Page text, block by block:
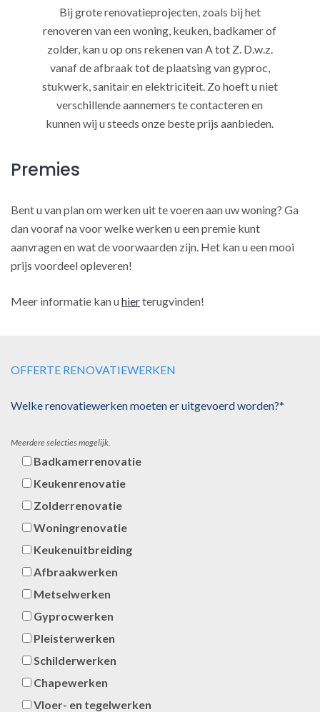
Bij grote renovatieprojecten, zoals bij het
renoveren van een woning, keuken, badkamer of
zolder, kan u op ons rekenen van A tot Z. D.w.z.
vanaf de afbraak tot de plaatsing van gyproc,
stukwerk, sanitair en elektriciteit. Zo hoeft u niet
verschillende aannemers te contacteren en
kunnen wij u steeds onze beste prijs aanbieden.
Premies
Bent u van plan om werken uit te voeren aan uw woning? Ga
dan vooraf na voor welke werken u een premie kunt
aanvragen en wat de voorwaarden zijn. Het kan u een mooi
prijs voordeel opleveren!
Meer informatie kan uhierterugvinden!
OFFERTE RENOVATIEWERKEN
Welke renovatiewerken moeten er uitgevoerd worden?*
Meerdere selecties mogelijk.
Badkamerrenovatie
Keukenrenovatie
Zolderrenovatie
Woningrenovatie
Keukenuitbreiding
Afbraakwerken
Metselwerken
Gyprocwerken
Pleisterwerken
Schilderwerken
Chapewerken
Vloer- en tegelwerken